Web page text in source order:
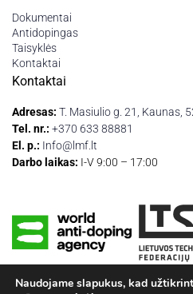
Dokumentai
Antidopingas
Taisyklės
Kontaktai
Kontaktai
Adresas: T. Masiulio g. 21, Kaunas,
Tel. nr.: +370 633 88881
El. p.: Info@lmf.lt
Darbo laikas: I-V 9:00 – 17:00
Naudojame slapukus, kad